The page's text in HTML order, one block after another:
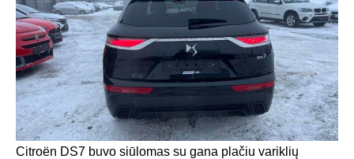
Citroën DS7 buvo siūlomas su gana plačiu variklių